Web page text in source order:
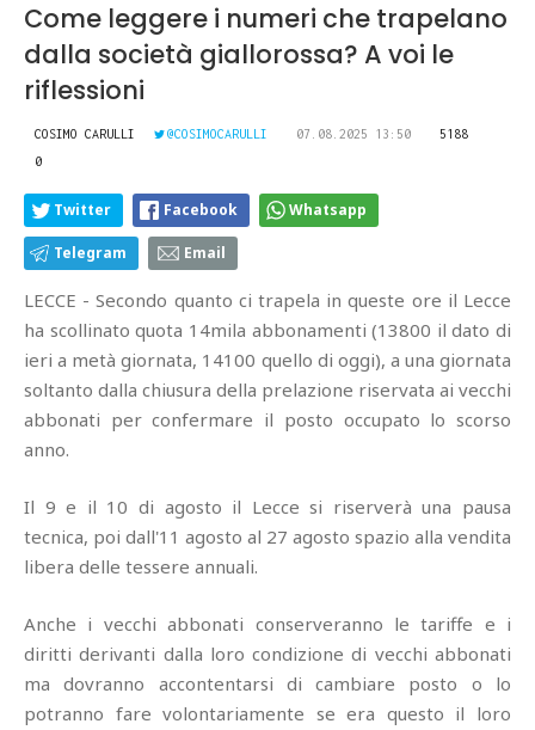
Come leggere i numeri che trapelano
dalla società giallorossa? A voi le
riflessioni
COSIMO CARULLI @COSIMOCARULLI 07.08.2025 13:50
5188
0
Twitter Facebook Whatsapp
Telegram Email
LECCE - Secondo quanto ci trapela in queste ore il Lecce
ha scollinato quota 14mila abbonamenti (13800 il dato di
ieri a metà giornata, 14100 quello di oggi), a una giornata
soltanto dalla chiusura della prelazione riservata ai vecchi
abbonati per confermare il posto occupato lo scorso
anno.
Il 9 e il 10 di agosto il Lecce si riserverà una pausa
tecnica, poi dall'11 agosto al 27 agosto spazio alla vendita
libera delle tessere annuali.
Anche i vecchi abbonati conserveranno le tariffe e i
diritti derivanti dalla loro condizione di vecchi abbonati
ma dovranno accontentarsi di cambiare posto o lo
potranno fare volontariamente se era questo il loro